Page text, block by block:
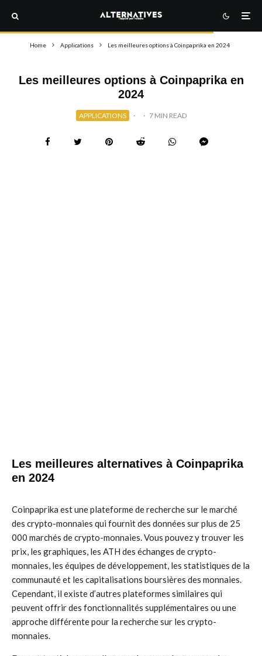
Home Applications Les meilleures options à Coinpaprika en 2024
Les meilleures options à Coinpaprika en
2024
APPLICATIONS · · 7 MIN READ
Les meilleures alternatives à Coinpaprika
en 2024
Coinpaprika est une plateforme de recherche sur le marché
des crypto-monnaies qui fournit des données sur plus de 25
000 marchés de crypto-monnaies. Vous pouvez y trouver les
prix, les graphiques, les ATH des échanges de crypto-
monnaies, les équipes de développement, les statistiques de la
communauté et les capitalisations boursières des monnaies.
Cependant, il existe d’autres plateformes similaires qui
peuvent offrir des fonctionnalités supplémentaires ou une
approche différente pour la recherche sur les crypto-
monnaies.